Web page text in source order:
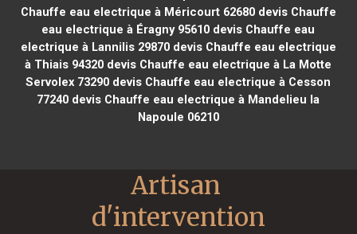
Chauffe eau electrique à Méricourt 62680devis Chauffe
eau electrique à Éragny 95610 devis Chauffe eau
electrique à Lannilis 29870devis Chauffe eau electrique
à Thiais 94320 devis Chauffe eau electrique à La Motte
Servolex 73290 devis Chauffe eau electrique à Cesson
77240 devis Chauffe eau electrique à Mandelieu la
Napoule 06210
Artisan
d'intervention